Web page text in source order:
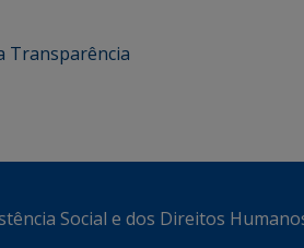
Transparência
Social e dos Direitos